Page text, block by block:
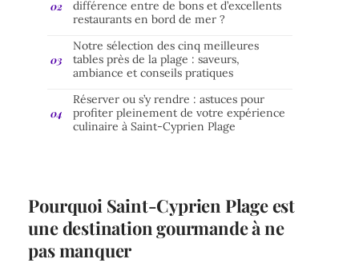
différence entre de bons et d’excellents
restaurants en bord de mer ?
Notre sélection des cinq meilleures
tables près de la plage : saveurs,
ambiance et conseils pratiques
Réserver ou s’y rendre : astuces pour
profiter pleinement de votre expérience
culinaire à Saint-Cyprien Plage
Pourquoi Saint-Cyprien Plage est
une destination gourmande à ne
pas manquer